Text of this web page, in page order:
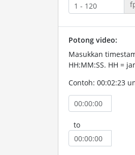
Potong video:
Masukkan
HH:MM:SS. HH =
Contoh: 00:02:23
to